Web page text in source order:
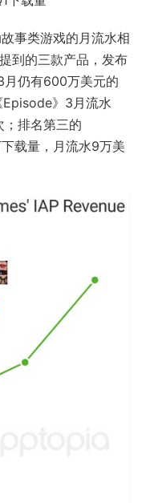
事类游戏的月流水相
到的三款产品，发布
仍有600万美元的
Episode》3月流水
排名第三的
载量，月流水9万美